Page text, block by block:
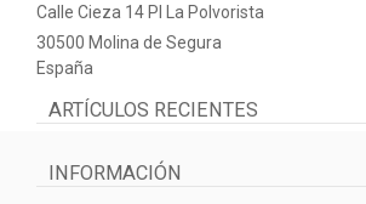
Calle Cieza 14 PI La Polvorista
30500 Molina de Segura
España
ARTÍCULOS RECIENTES
INFORMACIÓN